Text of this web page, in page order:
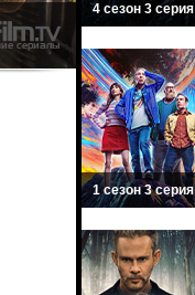
4 сезон 3 серия
1 сезон 3 серия